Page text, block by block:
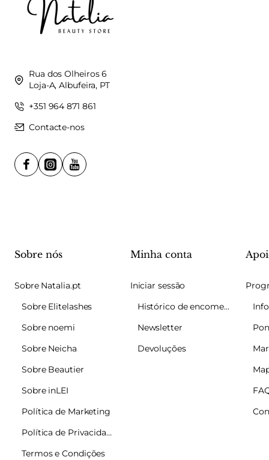
Rua dos Olheiros 6
Loja-A, Albufeira, PT
+351 964 871 861
Contacte-nos
Sobre nós
Sobre Natalia.pt
Sobre Elitelashes
Sobre noemi
Sobre Neicha
Sobre Beautier
Sobre inLEI
Política de Marketing
Política de Privacidade
Termos e Condições
Minha conta
Iniciar sessão
Histórico de encomendas
Newsletter
Devoluções